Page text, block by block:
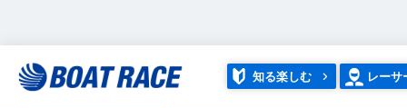
知る楽しむ レーサ